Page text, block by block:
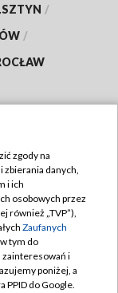
/
/
zgody na
zbierania danych,
i ich
osobowych przez
również „TVP”),
Zaufanych
tym do
zainteresowań i
poniżej, a
PPID do Google.